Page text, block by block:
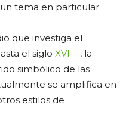
tema en particular.
que investiga el
el siglo XVI
, la
simbólico de las
se amplifica en
estilos de